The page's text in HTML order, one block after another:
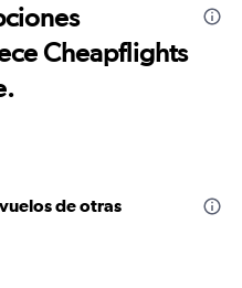
Cheapflights
de otras